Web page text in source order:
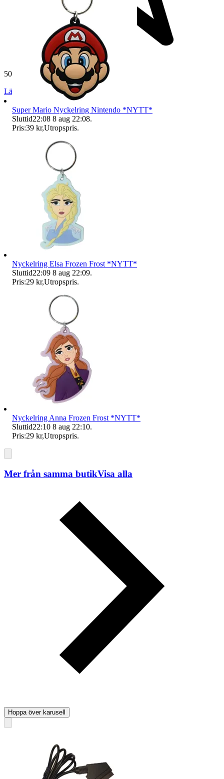
50 141 omdömen
Läs omdömen Följ
Super Mario Nyckelring Nintendo *NYTT*
Sluttid22:08 8 aug 22:08.
Pris:39 kr,Utropspris.
Nyckelring Elsa Frozen Frost *NYTT*
Sluttid22:09 8 aug 22:09.
Pris:29 kr,Utropspris.
Nyckelring Anna Frozen Frost *NYTT*
Sluttid22:10 8 aug 22:10.
Pris:29 kr,Utropspris.
Mer från samma butikVisa alla
Hoppa över karusell